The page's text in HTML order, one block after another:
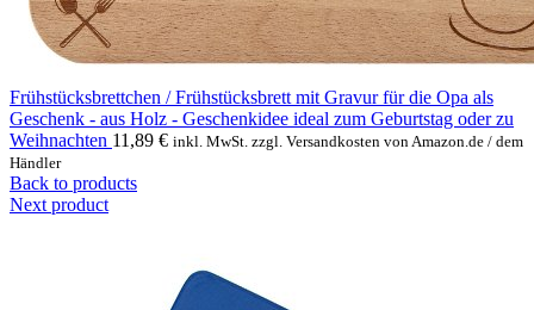
Frühstücksbrettchen / Frühstücksbrett mit Gravur für die Opa als
Geschenk - aus Holz - Geschenkidee ideal zum Geburtstag oder zu
Weihnachten 11,89 € inkl. MwSt. zzgl. Versandkosten von Amazon.de / dem
Händler
Back to products
Next product